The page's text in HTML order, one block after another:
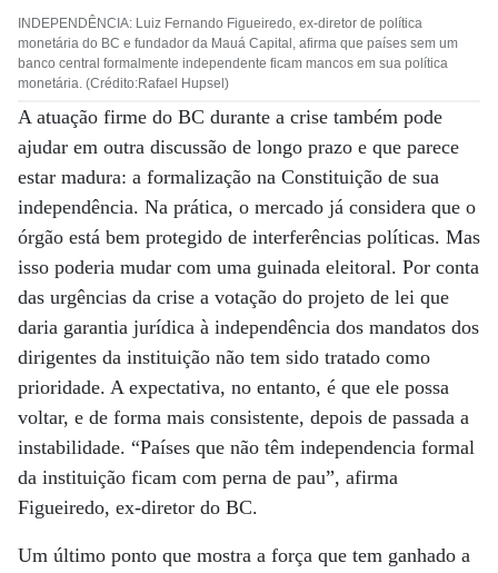
INDEPENDÊNCIA: Luiz Fernando Figueiredo, ex-diretor de política
monetária do BC e fundador da Mauá Capital, afirma que países sem um
banco central formalmente independente ficam mancos em sua política
monetária. (Crédito:Rafael Hupsel)
A atuação firme do BC durante a crise também pode
ajudar em outra discussão de longo prazo e que parece
estar madura: a formalização na Constituição de sua
independência. Na prática, o mercado já considera que o
órgão está bem protegido de interferências políticas. Mas
isso poderia mudar com uma guinada eleitoral. Por conta
das urgências da crise a votação do projeto de lei que
daria garantia jurídica à independência dos mandatos dos
dirigentes da instituição não tem sido tratado como
prioridade. A expectativa, no entanto, é que ele possa
voltar, e de forma mais consistente, depois de passada a
instabilidade. “Países que não têm independencia formal
da instituição ficam com perna de pau”, afirma
Figueiredo, ex-diretor do BC.
Um último ponto que mostra a força que tem ganhado a